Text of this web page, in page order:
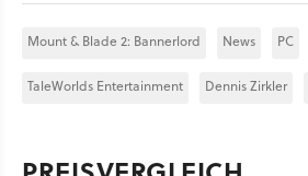
Mount & Blade 2: Bannerlord News PC
TaleWorlds Entertainment Dennis Zirkler